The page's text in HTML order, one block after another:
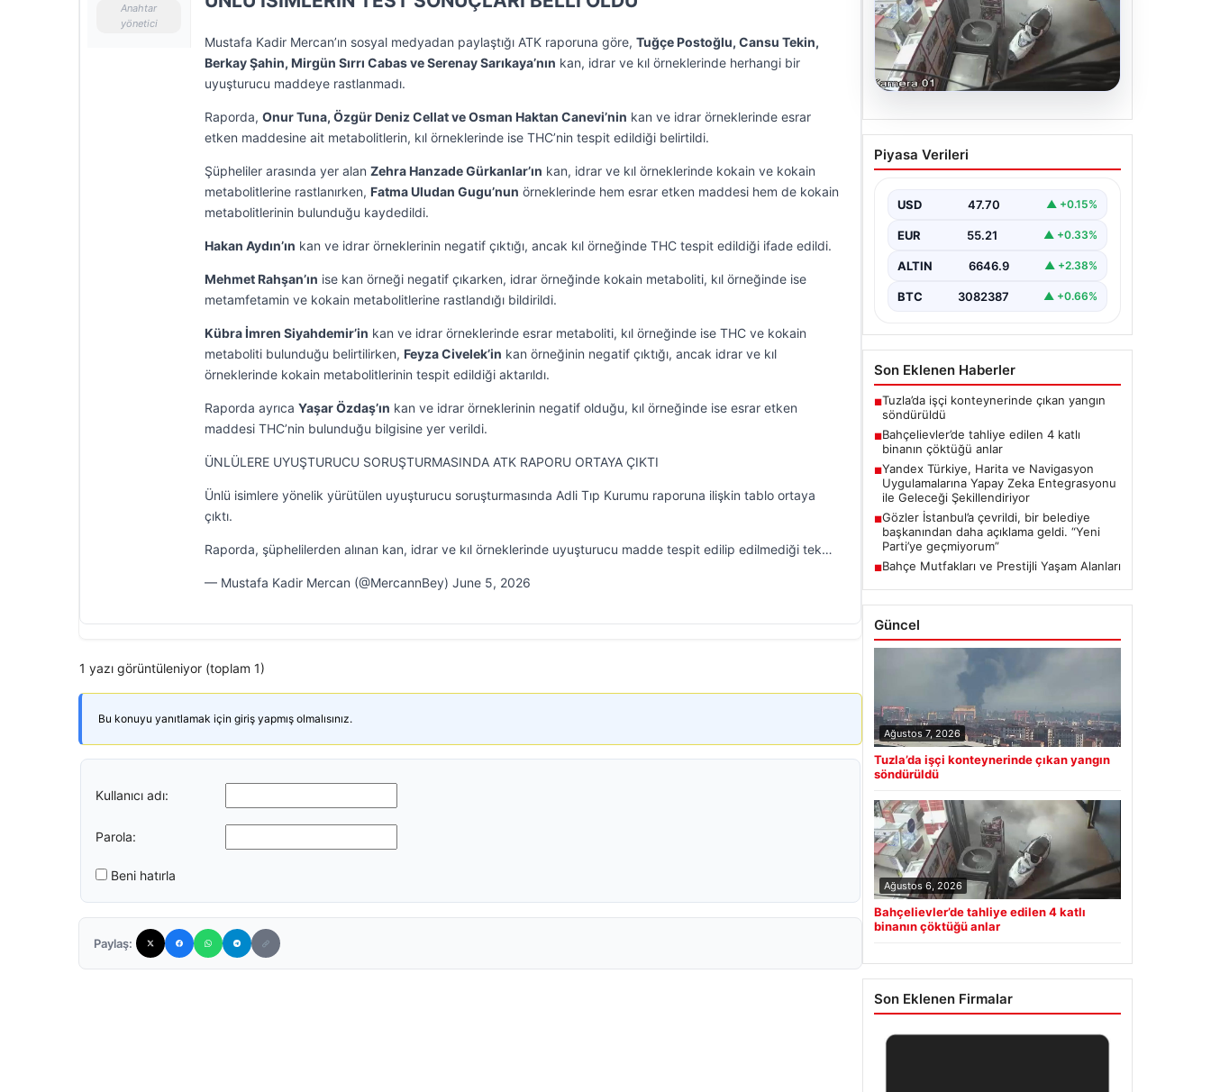
Anahtar
yönetici
Mustafa Kadir Mercan’ın sosyal medyadan paylaştığı ATK raporuna göre, Tuğçe Postoğlu, Cansu Tekin,
Berkay Şahin, Mirgün Sırrı Cabas ve Serenay Sarıkaya’nın kan, idrar ve kıl örneklerinde herhangi bir
uyuşturucu maddeye rastlanmadı.
Raporda, Onur Tuna, Özgür Deniz Cellat ve Osman Haktan Canevi’nin kan ve idrar örneklerinde esrar
etken maddesine ait metabolitlerin, kıl örneklerinde ise THC’nin tespit edildiği belirtildi.
Şüpheliler arasında yer alan Zehra Hanzade Gürkanlar’ın kan, idrar ve kıl örneklerinde kokain ve kokain
metabolitlerine rastlanırken, Fatma Uludan Gugu’nun örneklerinde hem esrar etken maddesi hem de kokain
metabolitlerinin bulunduğu kaydedildi.
Hakan Aydın’ın kan ve idrar örneklerinin negatif çıktığı, ancak kıl örneğinde THC tespit edildiği ifade edildi.
Mehmet Rahşan’ın ise kan örneği negatif çıkarken, idrar örneğinde kokain metaboliti, kıl örneğinde ise
metamfetamin ve kokain metabolitlerine rastlandığı bildirildi.
Kübra İmren Siyahdemir’in kan ve idrar örneklerinde esrar metaboliti, kıl örneğinde ise THC ve kokain
metaboliti bulunduğu belirtilirken, Feyza Civelek’in kan örneğinin negatif çıktığı, ancak idrar ve kıl
örneklerinde kokain metabolitlerinin tespit edildiği aktarıldı.
Raporda ayrıca Yaşar Özdaş’ın kan ve idrar örneklerinin negatif olduğu, kıl örneğinde ise esrar etken
maddesi THC’nin bulunduğu bilgisine yer verildi.
ÜNLÜLERE UYUŞTURUCU SORUŞTURMASINDA ATK RAPORU ORTAYA ÇIKTI
Ünlü isimlere yönelik yürütülen uyuşturucu soruşturmasında Adli Tıp Kurumu raporuna ilişkin tablo ortaya
çıktı.
Raporda, şüphelilerden alınan kan, idrar ve kıl örneklerinde uyuşturucu madde tespit edilip edilmediği tek…
— Mustafa Kadir Mercan (@MercannBey) June 5, 2026
1 yazı görüntüleniyor (toplam 1)
Bu konuyu yanıtlamak için giriş yapmış olmalısınız.
Kullanıcı adı:
Parola:
Beni hatırla
Paylaş:
Bahçelievler’de tahliye
edilen 4 katlı binanın
{ "title": "Bahçelievler'de 4 Katlı
Güvenlik Önlemleri", "content":
Piyasa Verileri
USD 47.70 ▲ +0.15%
EUR 55.21 ▲ +0.33%
ALTIN 6646.9 ▲ +2.38%
BTC 3082387 ▲ +0.66%
Son Eklenen Haberler
■Tuzla’da işçi konteynerinde çıkan yangın
söndürüldü
■Bahçelievler’de tahliye edilen 4 katlı
binanın çöktüğü anlar
■Yandex Türkiye, Harita ve Navigasyon
Uygulamalarına Yapay Zeka Entegrasyonu
ile Geleceği Şekillendiriyor
■Gözler İstanbul’a çevrildi, bir belediye
başkanından daha açıklama geldi. “Yeni
Parti’ye geçmiyorum”
■Bahçe Mutfakları ve Prestijli Yaşam Alanları
Güncel
Ağustos 7, 2026
Tuzla’da işçi konteynerinde çıkan yangın
söndürüldü
Ağustos 6, 2026
Bahçelievler’de tahliye edilen 4 katlı
binanın çöktüğü anlar
Son Eklenen Firmalar